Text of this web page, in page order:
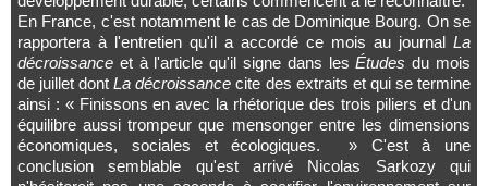
En France, c'est notamment le cas de Dominique Bourg. On se
rapportera à l'entretien qu'il a accordé ce mois au journal La
décroissance et à l'article qu'il signe dans les Études du mois
de juillet dontLa décroissancecite des extraits et qui se termine
ainsi : «Finissons en avec la rhétorique des trois piliers et d'un
équilibre aussi trompeur que mensonger entre les dimensions
économiques, sociales et écologiques. »C'est à une
conclusion semblable qu'est arrivé Nicolas Sarkozy qui